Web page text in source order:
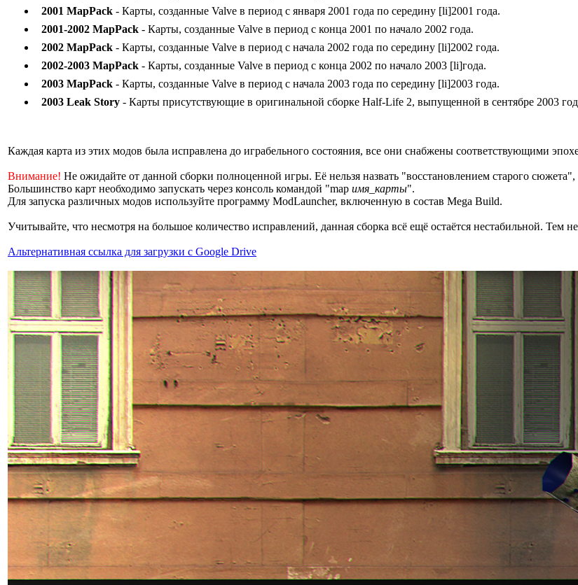
2001 MapPack - Карты, созданные Valve в период с января 2001 года по середину [li]2001 года.
2001-2002 MapPack - Карты, созданные Valve в период с конца 2001 по начало 2002 года.
2002 MapPack - Карты, созданные Valve в период с начала 2002 года по середину [li]2002 года.
2002-2003 MapPack - Карты, созданные Valve в период с конца 2002 по начало 2003 [li]года.
2003 MapPack - Карты, созданные Valve в период с начала 2003 года по середину [li]2003 года.
2003 Leak Story - Карты присутствующие в оригинальной сборке Half-Life 2, выпущенной в сентябре 2003
Каждая карта из этих модов была исправлена до играбельного состояния, все они снабжены соответствующими
Внимание! Не ожидайте от данной сборки полноценной игры. Её нельзя назвать "восстановлением старого
Большинство карт необходимо запускать через консоль командой "map имя_карты".
Для запуска различных модов используйте программу ModLauncher, включенную в состав Mega Build.
Учитывайте, что несмотря на большое количество исправлений, данная сборка всё ещё остаётся нестабильной.
Альтернативная ссылка для загрузки с Google Drive